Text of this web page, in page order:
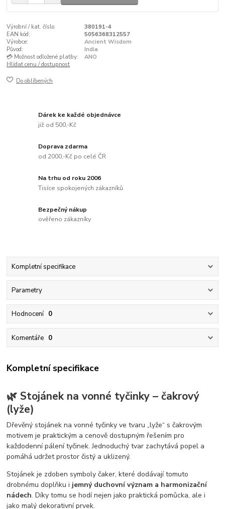
Výrobní / kat. číslo
380191-4
EAN kód:
5056368312557
Výrobce:
Ancient Wisdom
Původ:
India
💳 Možnost odložené platby:
ANO
Hlídat cenu / dostupnost
Do oblíbených
Dárek ke každé objednávce
již od 500,-Kč
Doprava zdarma
od 2000,-Kč po celé ČR
Na trhu od roku 2006
Tisíce spokojených zákazníků
Bezpečný nákup
ověřeno zákazníky
Kompletní specifikace
Parametry
Hodnocení 0
Komentáře 0
Kompletní specifikace
🌿 Stojánek na vonné tyčinky – čakrový
(lyže)
Dřevěný stojánek na vonné tyčinky ve tvaru „lyže“ s čakrovým
motivem je praktickým a cenově dostupným řešením pro
každodenní pálení tyčinek. Jednoduchý tvar zachytává popel a
pomáhá udržet prostor čistý a uklizený.
Stojánek je zdoben symboly čaker, které dodávají tomuto
drobnému doplňku i jemný duchovní význam a harmonizační
nádech. Díky tomu se hodí nejen jako praktická pomůcka, ale i
jako malý dekorativní prvek.